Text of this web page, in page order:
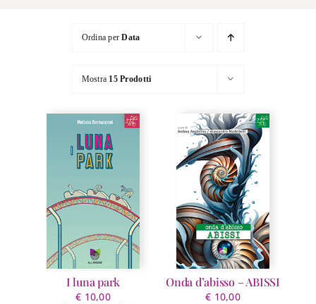
Le CollaneOrdina perData
Mostra 15 Prodotti
I luna park
€ 10,00
Onda d’abisso – ABISSI
€ 10,00